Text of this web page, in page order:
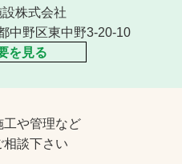
株式会社
中野区東中野3-20-10
を見る
や管理など
相談下さい